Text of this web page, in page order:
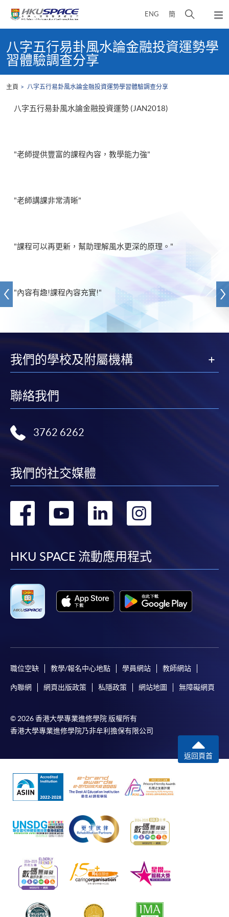
ENG 簡
開
搜
尋
面
彈
出
主
選
content
start八字五行易卦風水論金融投資運勢學
習體驗調查分享
主頁 八字五行易卦風水論金融投資運勢學習體驗調查分享
八字五行易卦風水論金融投資運勢 (JAN2018)
"老師提供豐富的課程內容，教學能力強"
"老師講課非常清晰"
"課程可以再更新，幫助理解風水更深的原理。"
"內容有趣!課程內容充實!"
我們的學校及附屬機構
聯絡我們
3762 6262
我們的社交媒體
轉
facebook
轉
youtube
轉
linkedin
轉
HKU SPACE 流動應用程式
職位空缺 教學/報名中心地點 學員網站 教師網站
內聯網 網頁出版政策 私隱政策 網站地圖 無障礙網頁
© 2026 香港大學專業進修學院 版權所有
香港大學專業進修學院乃非牟利擔保有限公司
返回頁首